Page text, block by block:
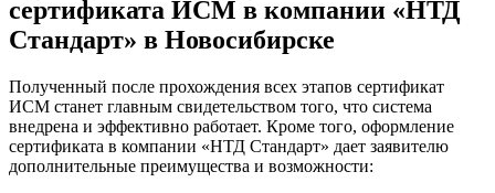
сертификата ИСМ в компании «НТД
Стандарт» в Новосибирске
Полученный после прохождения всех этапов сертификат
ИСМ станет главным свидетельством того, что система
внедрена и эффективно работает. Кроме того, оформление
сертификата в компании «НТД Стандарт» дает заявителю
дополнительные преимущества и возможности: